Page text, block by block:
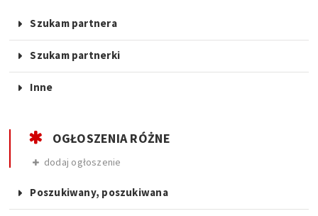
Szukam partnera
Szukam partnerki
Inne
OGŁOSZENIA RÓŻNE
dodaj ogłoszenie
Poszukiwany, poszukiwana